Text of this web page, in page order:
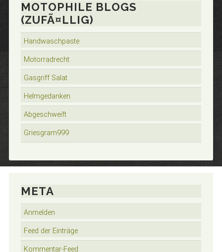
MOTOPHILE BLOGS
(ZUFÃ¤LLIG)
Handwaschpaste
Motorradrecht
Gasgriff Salat
Helmgedanken
Abgeschweift
Griesgram999
META
Anmelden
Feed der Einträge
Kommentar-Feed